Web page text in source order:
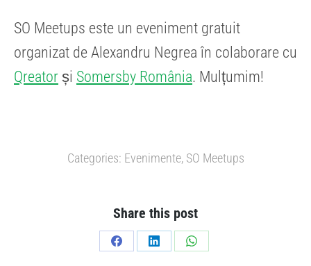
SO Meetups este un eveniment gratuit
organizat de Alexandru Negrea în colaborare cu
Qreator și Somersby România. Mulțumim!
Categories: Evenimente, SO Meetups
Share this post
Share
Share
Share